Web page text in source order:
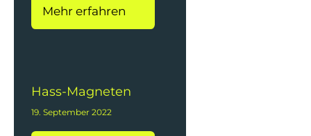
Mehr erfahren
Hass-Magneten
19. September 2022